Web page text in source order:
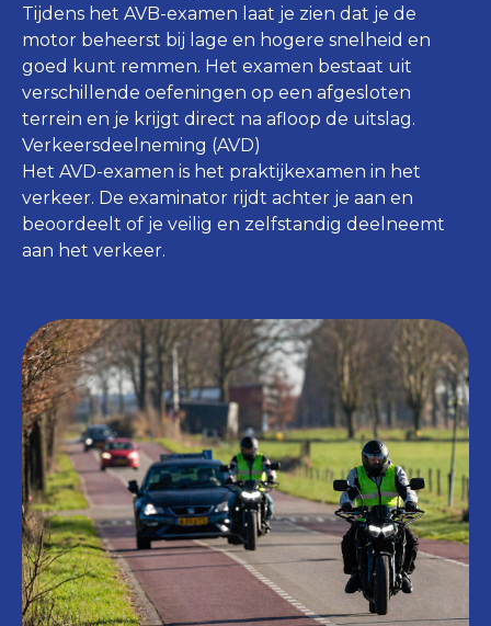
Tijdens het AVB-examen laat je zien dat je de
motor beheerst bij lage en hogere snelheid en
goed kunt remmen. Het examen bestaat uit
verschillende oefeningen op een afgesloten
terrein en je krijgt direct na afloop de uitslag.
Verkeersdeelneming (AVD)
Het AVD-examen is het praktijkexamen in het
verkeer. De examinator rijdt achter je aan en
beoordeelt of je veilig en zelfstandig deelneemt
aan het verkeer.